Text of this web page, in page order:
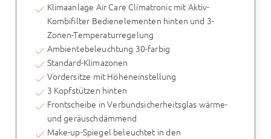
Klimaanlage Air Care Climatronic mit Aktiv-
Kombifilter Bedienelementen hinten und 3-
Zonen-Temperaturregelung
Ambientebeleuchtung 30-farbig
Standard-Klimazonen
Vordersitze mit Höheneinstellung
3 Kopfstützen hinten
Frontscheibe in Verbundsicherheitsglas wärme-
und geräuschdämmend
Make-up-Spiegel beleuchtet in den